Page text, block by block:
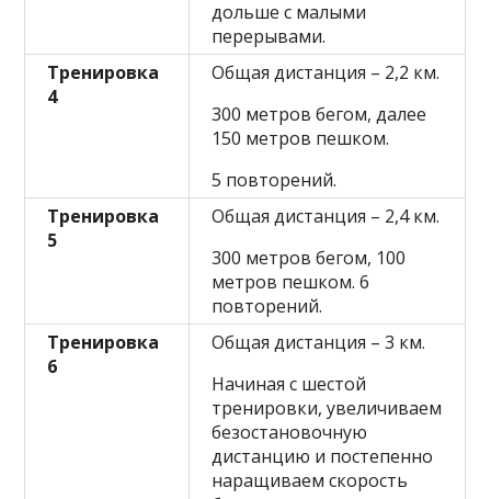
дольше с малыми
перерывами.
Тренировка
4
Общая дистанция – 2,2 км.
300 метров бегом, далее
150 метров пешком.
5 повторений.
Тренировка
5
Общая дистанция – 2,4 км.
300 метров бегом, 100
метров пешком. 6
повторений.
Тренировка
6
Общая дистанция – 3 км.
Начиная с шестой
тренировки, увеличиваем
безостановочную
дистанцию и постепенно
наращиваем скорость